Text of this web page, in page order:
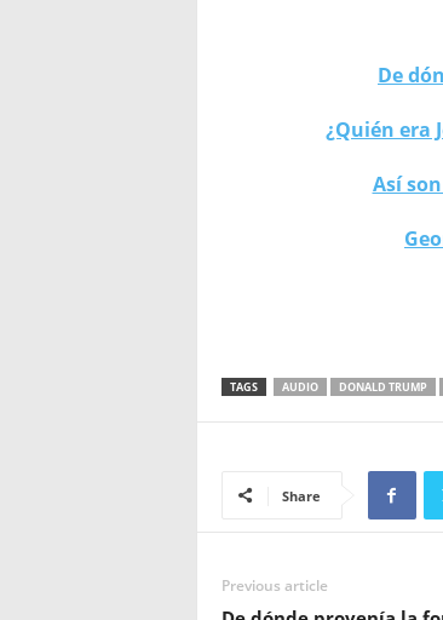
De
¿Quién era
Así
TAGS AUDIO DONALD TRUMP
Share
Previous article